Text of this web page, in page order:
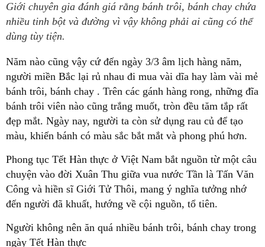
Giới chuyên gia đánh giá rằng bánh trôi, bánh chay chứa
nhiều tinh bột và đường vì vậy không phải ai cũng có thể
dùng tùy tiện.
Năm nào cũng vậy cứ đến ngày 3/3 âm lịch hàng năm,
người miền Bắc lại rủ nhau đi mua vài dĩa hay làm vài mẻ
bánh trôi, bánh chay . Trên các gánh hàng rong, những đĩa
bánh trôi viên nào cũng trắng muốt, tròn đều tăm tắp rất
đẹp mắt. Ngày nay, người ta còn sử dụng rau củ để tạo
màu, khiến bánh có màu sắc bắt mắt và phong phú hơn.
Phong tục Tết Hàn thực ở Việt Nam bắt nguồn từ một câu
chuyện vào đời Xuân Thu giữa vua nước Tần là Tấn Văn
Công và hiền sĩ Giới Tử Thôi, mang ý nghĩa tưởng nhớ
đến người đã khuất, hướng về cội nguồn, tổ tiên.
Người không nên ăn quá nhiều bánh trôi, bánh chay trong
ngày Tết Hàn thực